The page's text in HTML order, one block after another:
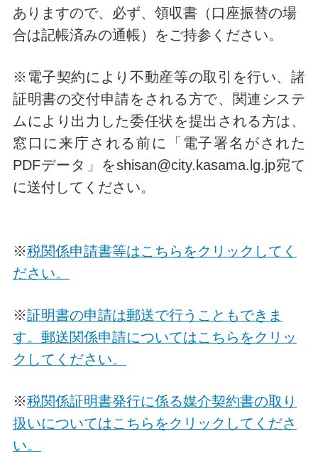
ありますので、必ず、領収書（口座振替の場
合は記帳済みの通帳）をご持参ください。
※電子契約により不動産等の取引を行い、諸
証明書の交付申請をされる方で、関連システ
ムにより出力した委任状を提出される方は、
窓口に来庁される前に「電子署名がされた
PDFデータ」をshisan@city.kasama.lg.jp宛て
に送付してください。
※税関係申請書等はこちらをクリックしてく
ださい。
※証明書の申請は郵送で行うこともできま
す。郵送関係申請についてはこちらをクリッ
クしてください。
※税関係証明書発行に係る媒介契約書の取り
扱いについてはこちらをクリックしてくださ
い。